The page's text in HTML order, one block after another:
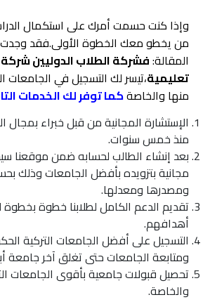
وإذا كنت حسمت أمرك على استكمال
من يخطو معك الخطوة الأولى.فقد
المقالة:فشركة الطلاب الدوليين
تعليمية،تيسر لك التسجيل في الجامعات
منها والخاصةكما توفر لك الخدمات
الإستشارة المجانية من قبل خبراء بمجال
منذ خمس سنوات.
بعد إنشاء الطالب لحسابه ضمن موقعنا
مجانية بتزويده بأفضل الجامعات وذلك
ومصدرها ومعدلها.
تقديم الدعم الكامل لطلابنا خطوة
أهدافهم.
التسجيل على أفضل الجامعات التركية
ومتابعة الجامعات حتى تغلق آخر جامعة
تحصيل قبولات جامعية بأقوى الجامعات
والخاصة.